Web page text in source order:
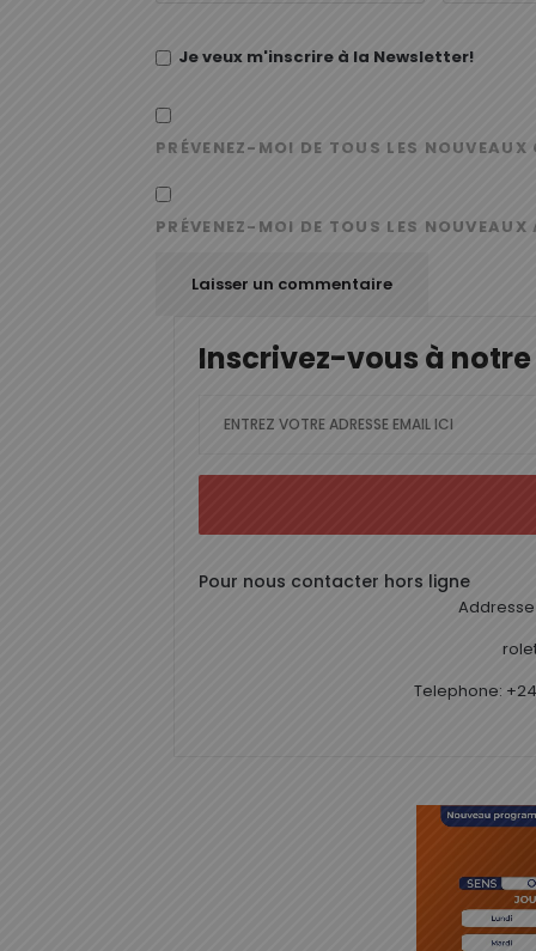
Je veux m'inscrire à la Newsletter!
PRÉVENEZ-MOI DE TOUS LES
PRÉVENEZ-MOI DE TOUS LES
Inscrivez-vous à
Pour nous contacter hors ligne
Telephone: